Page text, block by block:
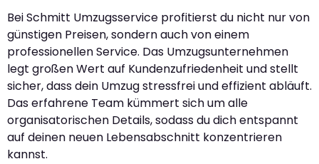
Bei Schmitt Umzugsservice profitierst du nicht nur von
günstigen Preisen, sondern auch von einem
professionellen Service. Das Umzugsunternehmen
legt großen Wert auf Kundenzufriedenheit und stellt
sicher, dass dein Umzug stressfrei und effizient abläuft.
Das erfahrene Team kümmert sich um alle
organisatorischen Details, sodass du dich entspannt
auf deinen neuen Lebensabschnitt konzentrieren
kannst.